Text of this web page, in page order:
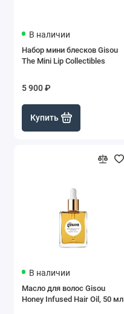
В наличии
Набор мини блесков Gisou
The Mini Lip Collectibles
5 900 ₽
Купить
В наличии
Масло для волос Gisou
Honey Infused Hair Oil, 50 мл